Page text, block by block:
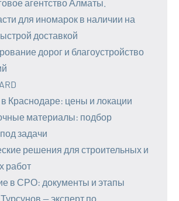
агентство Алматы.
для иномарок в наличии на
доставкой
дорог и благоустройство
Краснодаре: цены и локации
материалы: подбор
задачи
решения для строительных и
работ
в СРО: документы и этапы
— эксперт по